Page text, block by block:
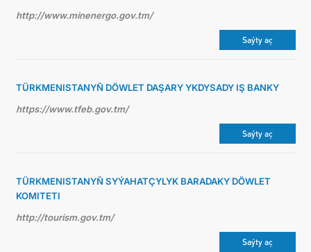
http://www.minenergo.gov.tm/
Saýty aç
TÜRKMENISTANYŇ DÖWLET DAŞARY YKDYSADY IŞ BANKY
https://www.tfeb.gov.tm/
Saýty aç
TÜRKMENISTANYŇ SYÝAHATÇYLYK BARADAKY DÖWLET
KOMITETI
http://tourism.gov.tm/
Saýty aç